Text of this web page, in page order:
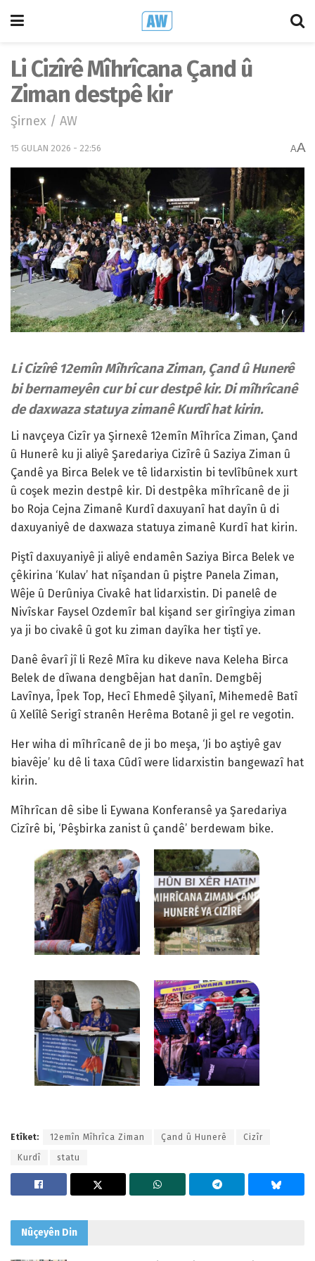
Li Cizîrê Mîhrîcana Çand û
Ziman destpê kir
Şirnex / AW
15 GULAN 2026 - 22:56 AA
Li Cizîrê 12emîn Mîhrîcana Ziman, Çand û Hunerê
bi bernameyên cur bi cur destpê kir. Di mîhrîcanê
de daxwaza statuya zimanê Kurdî hat kirin.
Li navçeya Cizîr ya Şirnexê 12emîn Mîhrîca Ziman, Çand
û Hunerê ku ji aliyê Şaredariya Cizîrê û Saziya Ziman û
Çandê ya Birca Belek ve tê lidarxistin bi tevlîbûnek xurt
û coşek mezin destpê kir. Di destpêka mîhrîcanê de ji
bo Roja Cejna Zimanê Kurdî daxuyanî hat dayîn û di
daxuyaniyê de daxwaza statuya zimanê Kurdî hat kirin.
Piştî daxuyaniyê ji aliyê endamên Saziya Birca Belek ve
çêkirina ‘Kulav’ hat nîşandan û piştre Panela Ziman,
Wêje û Derûniya Civakê hat lidarxistin. Di panelê de
Nivîskar Faysel Ozdemîr bal kişand ser girîngiya ziman
ya ji bo civakê û got ku ziman dayîka her tiştî ye.
Danê êvarî jî li Rezê Mîra ku dikeve nava Keleha Birca
Belek de dîwana dengbêjan hat danîn. Demgbêj
Lavînya, Îpek Top, Hecî Ehmedê Şilyanî, Mihemedê Batî
û Xelîlê Serigî stranên Herêma Botanê ji gel re vegotin.
Her wiha di mîhrîcanê de ji bo meşa, ‘Ji bo aştiyê gav
biavêje’ ku dê li taxa Cûdî were lidarxistin bangewazî hat
kirin.
Mîhrîcan dê sibe li Eywana Konferansê ya Şaredariya
Cizîrê bi, ‘Pêşbirka zanist û çandê’ berdewam bike.
Etîket: 12emîn Mîhrîca Ziman Çand û Hunerê Cizîr
Kurdî statu
Nûçeyên Din